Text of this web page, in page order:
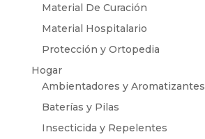
Material De Curación
Material Hospitalario
Protección y Ortopedia
Hogar
Ambientadores y Aromatizantes
Baterías y Pilas
Insecticida y Repelentes